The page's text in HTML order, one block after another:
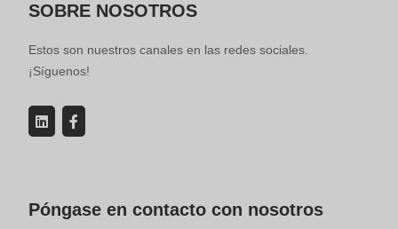
SOBRE NOSOTROS
Estos son nuestros canales en las redes sociales.
¡Síguenos!
Póngase en contacto con nosotros